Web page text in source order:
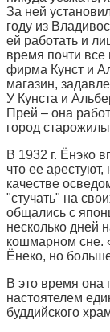
За ней
году из
ей работать и
время почти все
фирма Кунст и
магазин,
У Кунста и
Прей – она
город
В 1932 г. Ёнэко
что ее
качестве
"стучать" на
общались с
несколько дней
кошмарном сне.
Ёнеко, но
В это время она
настоятелем
буддийского